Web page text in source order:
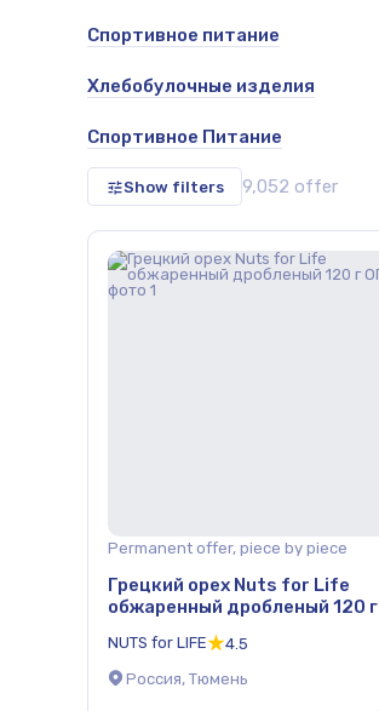
Спортивное питание
Хлебобулочные изделия
Спортивное Питание
Show filters 9,052 offer
Permanent offer, piece by piece
Грецкий орех Nuts for Life
обжаренный дробленый 120 г
NUTS for LIFE
4.5
Россия, Тюмень